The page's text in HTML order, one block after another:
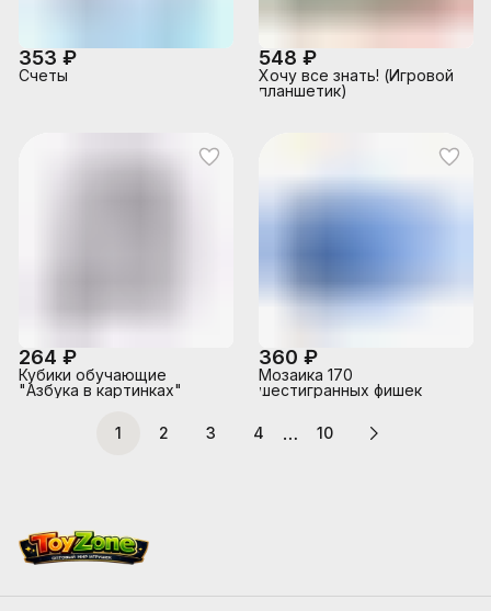
353 ₽
Счеты
548 ₽
Хочу все знать! (Игровой
планшетик)
264 ₽
Кубики обучающие
"Азбука в картинках"
360 ₽
Мозаика 170
шестигранных фишек
1 2 3 4 … 10